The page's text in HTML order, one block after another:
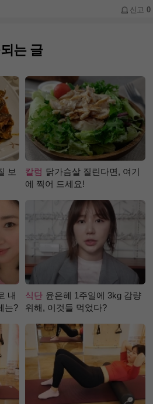
신고 0
는 글
보
칼럼 닭가슴살 질린다면, 여기
에 찍어 드세요!
내
는?
식단 윤은혜 1주일에 3kg 감량
위해, 이것들 먹었다?